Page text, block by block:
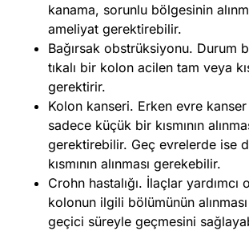
kanama, sorunlu bölgesinin
ameliyat gerektirebilir.
Bağırsak obstrüksiyonu. Durum
tıkalı bir kolon acilen tam veya
gerektirir.
Kolon kanseri. Erken evre
sadece küçük bir kısmının
gerektirebilir. Geç evrelerde ise
kısmının alınması gerekebilir.
Crohn hastalığı. İlaçlar yardımcı
kolonun ilgili bölümünün
geçici süreyle geçmesini